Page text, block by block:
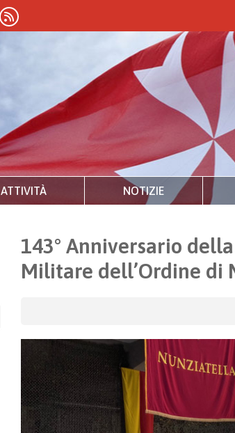
ATTIVITÀ NOTIZIE
143° Anniversario
Militare dell’Ordine di